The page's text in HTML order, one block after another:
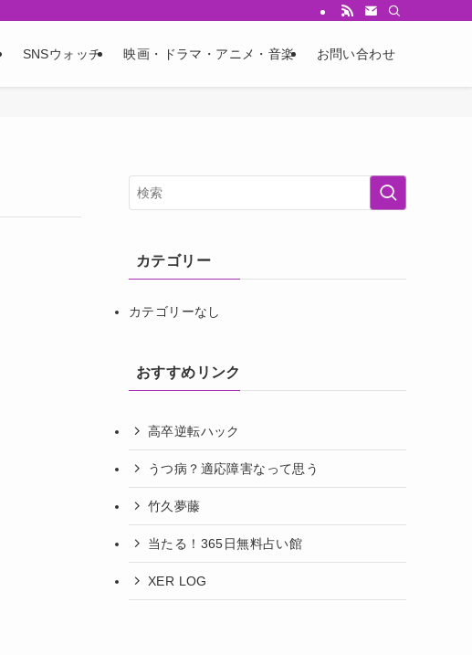
SNSウォッチ 映画・ドラマ・アニメ・音楽 お問い合わせ
カテゴリー
カテゴリーなし
おすすめリンク
高卒逆転ハック
うつ病？適応障害なって思う
竹久夢藤
当たる！365日無料占い館
XER LOG